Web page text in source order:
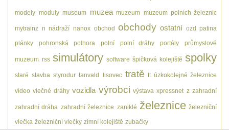
modely moduly museum muzea muzeum muzeum polních železnic
mytrainz n nádraží nanox obchod obchody ostatní ozd patina
plánky pohronská polhora polní polní dráhy portály průmyslové
muzeum rss simulátory software špičková kolejiště spolky
staré stavba styrodur tanvald tisovec tratě tt úzkokolejné železnice
video vlečné dráhy vozidla výrobci výstava xpressnet z zahradní
zahradní dráha zahradní železnice zaniklé železnice železniční
vlečka železniční vlečky zimní kolejiště zubačky